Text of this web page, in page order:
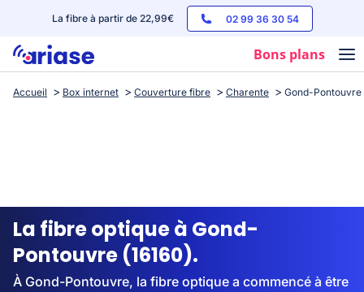
La fibre à partir de 22,99€ 02 99 36 30 54
Bons plans
Box internet
Streaming
Accueil Box internet Couverture fibre Charente Gond-Pontouvre
La fibre optique à Gond-
Pontouvre (16160).
À Gond-Pontouvre, la fibre optique a commencé à être